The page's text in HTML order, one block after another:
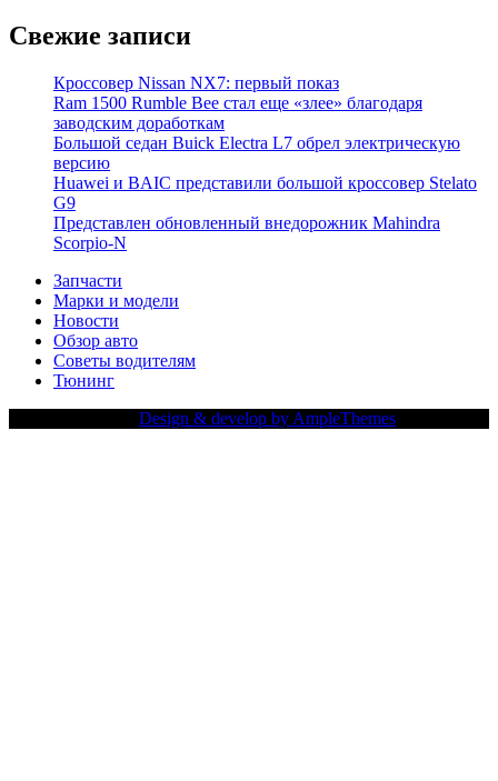
Свежие записи
Кроссовер Nissan NX7: первый показ
Ram 1500 Rumble Bee стал еще «злее» благодаря
заводским доработкам
Большой седан Buick Electra L7 обрел электрическую
версию
Huawei и BAIC представили большой кроссовер Stelato
G9
Представлен обновленный внедорожник Mahindra
Scorpio-N
Запчасти
Марки и модели
Новости
Обзор авто
Советы водителям
Тюнинг
Design & develop by AmpleThemes